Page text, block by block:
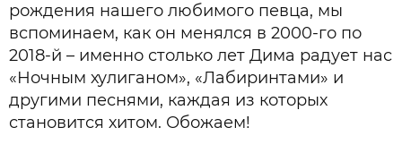
рождения нашего любимого певца, мы
вспоминаем, как он менялся в 2000-го по
2018-й – именно столько лет Дима радует нас
«Ночным хулиганом», «Лабиринтами» и
другими песнями, каждая из которых
становится хитом. Обожаем!